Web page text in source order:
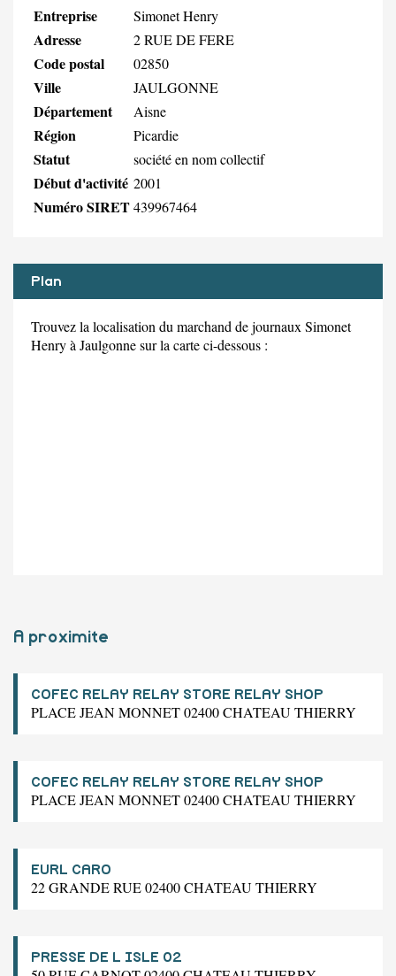
Entreprise Simonet Henry
Adresse 2 RUE DE FERE
Code postal 02850
Ville JAULGONNE
Département Aisne
Région Picardie
Statut société en nom collectif
Début d'activité 2001
Numéro SIRET439967464
Plan
Trouvez la localisation du marchand de journaux Simonet
Henry à Jaulgonne sur la carte ci-dessous :
A proximite
COFEC RELAY RELAY STORE RELAY SHOP
PLACE JEAN MONNET 02400 CHATEAU THIERRY
COFEC RELAY RELAY STORE RELAY SHOP
PLACE JEAN MONNET 02400 CHATEAU THIERRY
EURL CARO
22 GRANDE RUE 02400 CHATEAU THIERRY
PRESSE DE L ISLE 02